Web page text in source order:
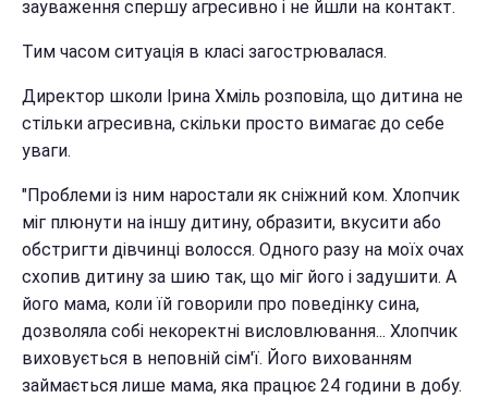
зауваження спершу агресивно і не йшли на контакт.
Тим часом ситуація в класі загострювалася.
Директор школи Ірина Хміль розповіла, що дитина не
стільки агресивна, скільки просто вимагає до себе
уваги.
"Проблеми із ним наростали як сніжний ком. Хлопчик
міг плюнути на іншу дитину, образити, вкусити або
обстригти дівчинці волосся. Одного разу на моїх очах
схопив дитину за шию так, що міг його і задушити. А
його мама, коли їй говорили про поведінку сина,
дозволяла собі некоректні висловлювання... Хлопчик
виховується в неповній сім'ї. Його вихованням
займається лише мама, яка працює 24 години в добу.